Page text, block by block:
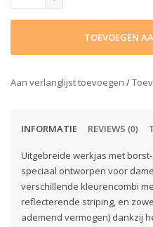
TOEVOEGEN
Aan verlanglijst toevoegen /
INFORMATIE REVIEWS (0)
Uitgebreide werkjas met
speciaal ontworpen voor
verschillende kleurencombi
reflecterende striping, en
ademend vermogen) dankzij